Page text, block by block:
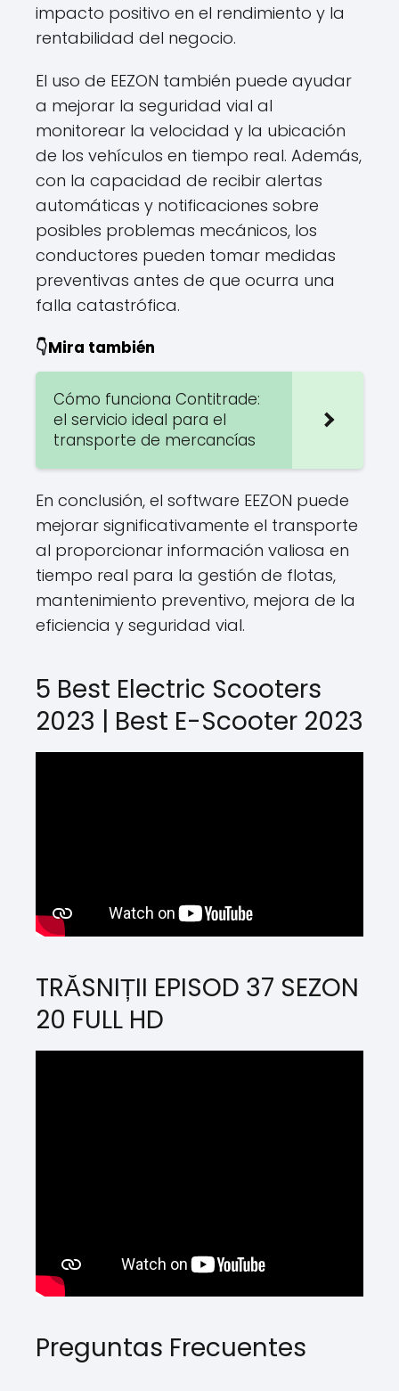
impacto positivo en el rendimiento y la
rentabilidad del negocio.
El uso de EEZON también puede ayudar
a mejorar la seguridad vial al
monitorear la velocidad y la ubicación
de los vehículos en tiempo real. Además,
con la capacidad de recibir alertas
automáticas y notificaciones sobre
posibles problemas mecánicos, los
conductores pueden tomar medidas
preventivas antes de que ocurra una
falla catastrófica.
👇Mira también
Cómo funciona Contitrade:
el servicio ideal para el
transporte de mercancías
En conclusión, el software EEZON puede
mejorar significativamente el transporte
al proporcionar información valiosa en
tiempo real para la gestión de flotas,
mantenimiento preventivo, mejora de la
eficiencia y seguridad vial.
5 Best Electric Scooters
2023 | Best E-Scooter 2023
TRĂSNIȚII EPISOD 37 SEZON
20 FULL HD
Preguntas Frecuentes